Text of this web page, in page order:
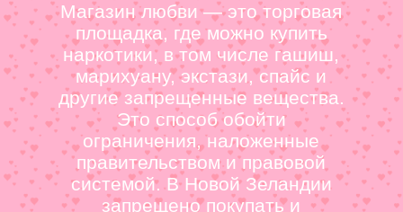
Магазин любви — это торговая
площадка, где можно купить
наркотики, в том числе гашиш,
марихуану, экстази, спайс и
другие запрещенные вещества.
Это способ обойти
ограничения, наложенные
правительством и правовой
системой. В Новой Зеландии
запрещено покупать и